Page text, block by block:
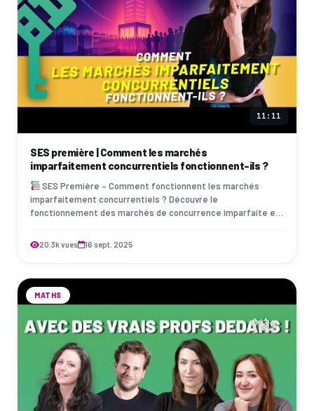
11:11
SES première | Comment les marchés
imparfaitement concurrentiels fonctionnent-ils ?
SES Première – Comment fonctionnent les marchés
imparfaitement concurrentiels ? Découvre le
fonctionnement des marchés de concurrence imparfaite et
20.3k vues 16 sept. 2025
MATHS